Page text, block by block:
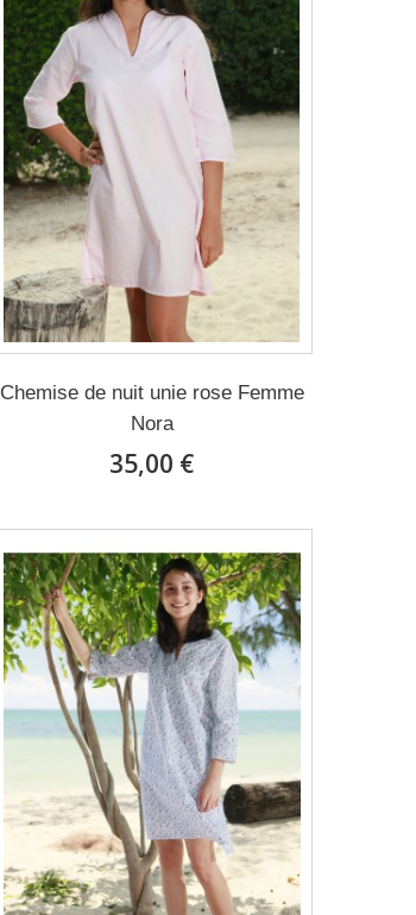
Chemise de nuit unie rose Femme
Nora
35,00 €